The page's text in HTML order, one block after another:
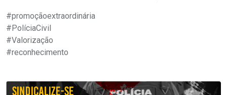
#promoçãoextraordinária
#PolíciaCivil
#Valorização
#reconhecimento